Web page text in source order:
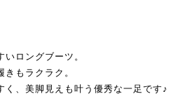
ロングブーツ。
もラクラク。
、美脚見えも叶う優秀な一足です♪